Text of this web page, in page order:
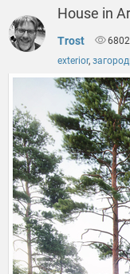
House in
Trost 6802
exterior,